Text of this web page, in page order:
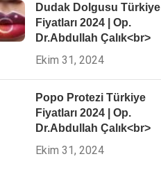
Dudak Dolgusu Türkiye
Fiyatları 2024 | Op.
Dr.Abdullah Çalık<br>
Ekim 31, 2024
Popo Protezi Türkiye
Fiyatları 2024 | Op.
Dr.Abdullah Çalık<br>
Ekim 31, 2024